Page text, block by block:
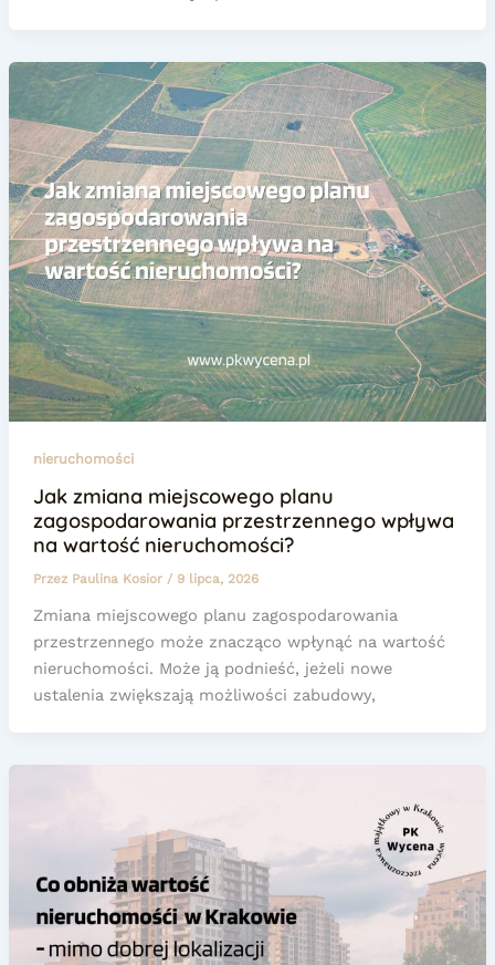
nieruchomości
Jak zmiana miejscowego planu
zagospodarowania przestrzennego wpływa
na wartość nieruchomości?
Przez Paulina Kosior / 9 lipca, 2026
Zmiana miejscowego planu zagospodarowania
przestrzennego może znacząco wpłynąć na wartość
nieruchomości. Może ją podnieść, jeżeli nowe
ustalenia zwiększają możliwości zabudowy,